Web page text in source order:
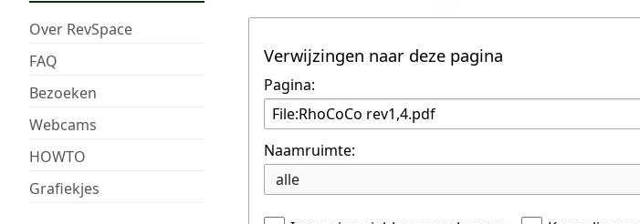
Over RevSpace
FAQ
Bezoeken
Webcams
HOWTO
Grafiekjes
Verwijzingen naar deze pagina
Pagina:
Naamruimte:
alle